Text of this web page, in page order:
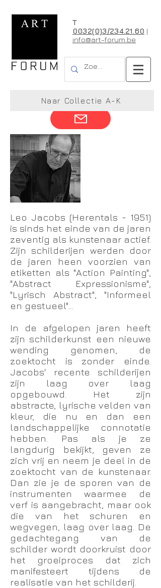
T
0032(0)3/234.21.60 |
info@art-forum.be
Leo Jacobs
Leo Jacobs (Herentals - 1951)
is sinds het einde van de jaren
zeventig als kunstenaar actief.
Zijn schilderijen werden door
de jaren heen voorzien van
etiketten als "Action Painting",
"Abstract Expressionisme",
"Lyrisch Abstract", "Informeel
en gestueel"...
In de afgelopen jaren heeft
zijn schilderkunst een nieuwe
wending genomen, de
zoektocht is zonder einde.
Jacobs' recente schilderijen
zijn laag over laag
opgebouwd. Het zijn
abstracte, lyrische velden van
kleur, die nu en dan een
landschappelijke connotatie
hebben. Pas als je ze
langdurig bekijkt, geven ze
zich vrij en neem je deel in de
zoektocht van de kunstenaar.
Dan zie je de sporen van de
instrumenten waarmee de
verf is aangebracht, maar ook
die van het schuren en
wegvegen, laag over laag. De
gedachtegang van de
schilder wordt doorkruist door
het groeiproces dat zich
manifesteert tijdens de
realisatie van het schilderij.
Naar Collectie A-K